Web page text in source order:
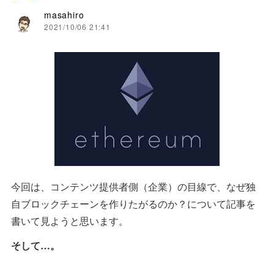
masahiro
2021/10/06 21:41
今回は、コンテンツ提供者側（企業）の目線で、なぜ独
自ブロックチェーンを作りたがるのか？について記事を
書いて見ようと思います。
そして…。